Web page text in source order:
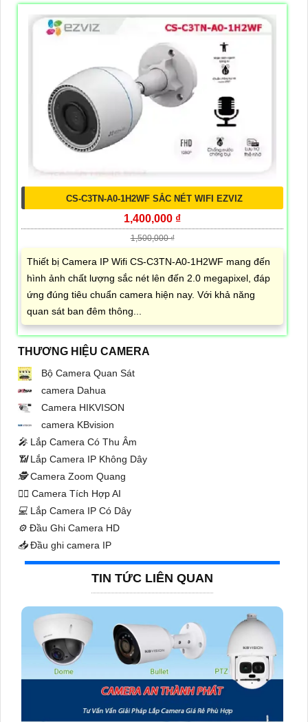
CS-C3TN-A0-1H2WF SẮC NÉT WIFI EZVIZ
1,400,000 ₫
1,500,000 ₫
Thiết bị Camera IP Wifi CS-C3TN-A0-1H2WF mang đến
hình ảnh chất lượng sắc nét lên đến 2.0 megapixel, đáp
ứng đúng tiêu chuẩn camera hiện nay. Với khả năng
quan sát ban đêm thông...
THƯƠNG HIỆU CAMERA
Bộ Camera Quan Sát
camera Dahua
Camera HIKVISON
camera KBvision
️🎤️ Lắp Camera Có Thu Âm
📶Lắp Camera IP Không Dây
🕵️Camera Zoom Quang
🧛‍♀️ Camera Tích Hợp AI
💻 Lắp Camera IP Có Dây
⚙️ Đầu Ghi Camera HD
📥Đầu ghi camera IP
TIN TỨC LIÊN QUAN